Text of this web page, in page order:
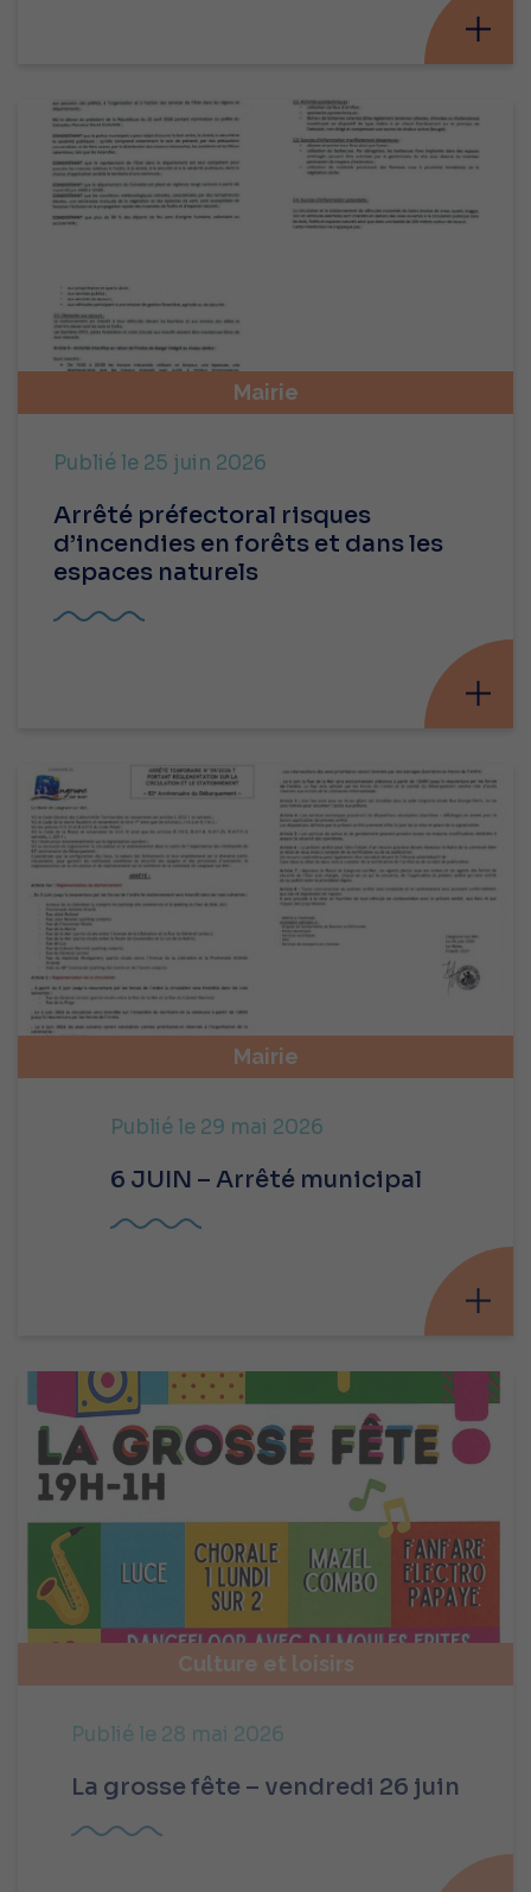
Mairie
Publié le 25 juin 2026
Arrêté préfectoral risques
d’incendies en forêts et dans les
espaces naturels
Mairie
Publié le 29 mai 2026
6 JUIN – Arrêté municipal
Culture et loisirs
Publié le 28 mai 2026
La grosse fête – vendredi 26 juin